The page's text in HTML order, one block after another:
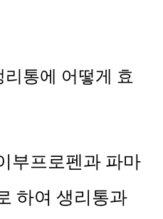
리통에 어떻게 효
부프로펜과 파마
하여 생리통과